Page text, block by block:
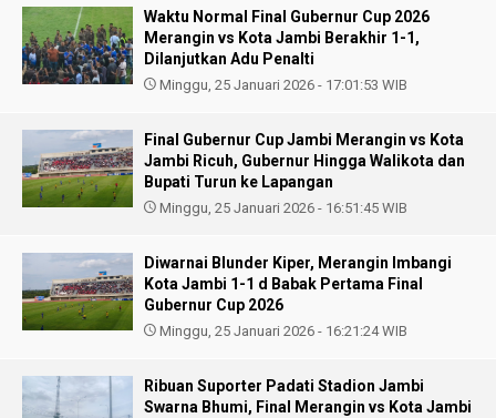
Waktu Normal Final Gubernur Cup 2026
Merangin vs Kota Jambi Berakhir 1-1,
Dilanjutkan Adu Penalti
Minggu, 25 Januari 2026 - 17:01:53 WIB
Final Gubernur Cup Jambi Merangin vs Kota
Jambi Ricuh, Gubernur Hingga Walikota dan
Bupati Turun ke Lapangan
Minggu, 25 Januari 2026 - 16:51:45 WIB
Diwarnai Blunder Kiper, Merangin Imbangi
Kota Jambi 1-1 d Babak Pertama Final
Gubernur Cup 2026
Minggu, 25 Januari 2026 - 16:21:24 WIB
Ribuan Suporter Padati Stadion Jambi
Swarna Bhumi, Final Merangin vs Kota Jambi